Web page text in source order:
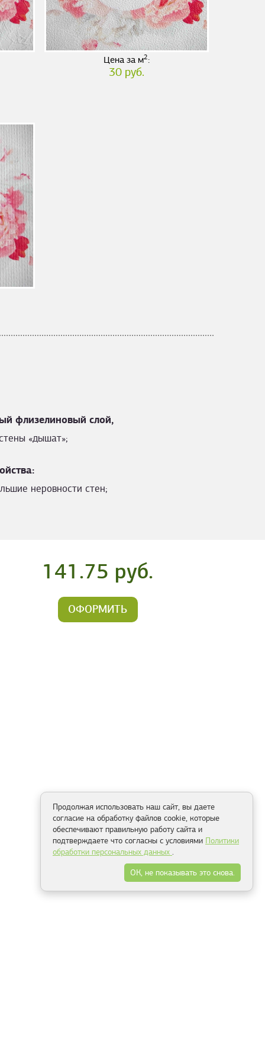
Цена за м2:
30 руб.
флизелиновый слой,
«дышат»;
неровности стен;
141.75 руб.
ОФОРМИТЬ
Продолжая использовать наш сайт, вы даете
согласие на обработку файлов cookie, которые
обеспечивают правильную работу сайта и
подтверждаете что согласны с условиями Политики
обработки персональных данных .
ОК, не показывать это снова.